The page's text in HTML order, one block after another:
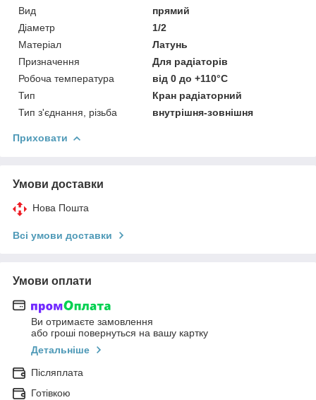
Вид
прямий
Діаметр
1/2
Матеріал
Латунь
Призначення
Для радіаторів
Робоча температура
від 0 до +110°C
Тип
Кран радіаторний
Тип з'єднання, різьба
внутрішня-зовнішня
Приховати
Умови доставки
Нова Пошта
Всі умови доставки
Умови оплати
Ви отримаєте замовлення
або гроші повернуться на вашу картку
Детальніше
Післяплата
Готівкою